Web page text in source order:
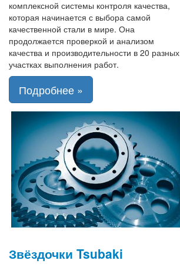
комплексной системы контроля качества,
которая начинается с выбора самой
качественной стали в мире. Она
продолжается проверкой и анализом
качества и производительности в 20 разных
участках выполнения работ.
Подробнее »
Звёздочки Tsubaki